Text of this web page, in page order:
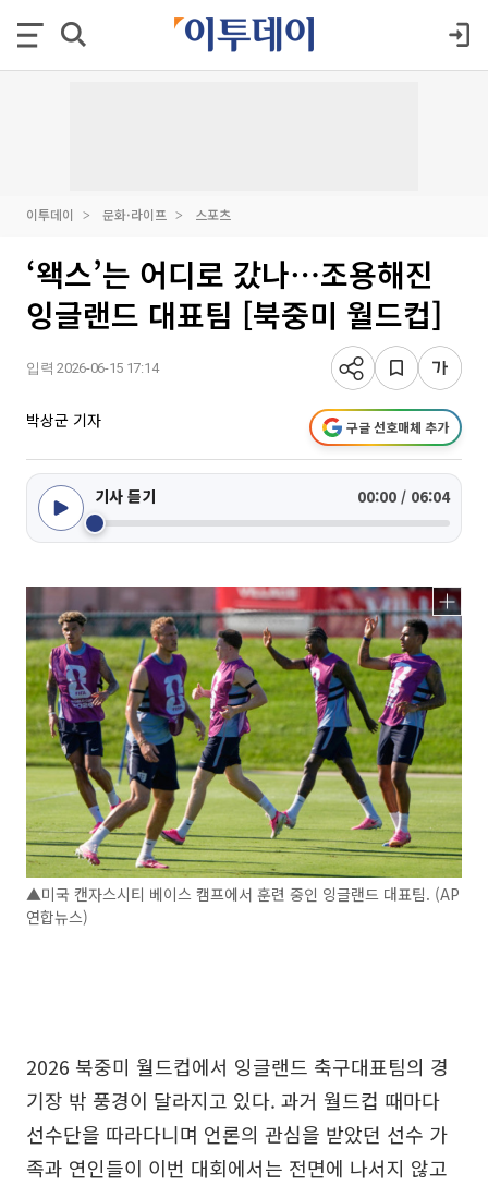
이투데이 문화·라이프 스포츠
‘왝스’는 어디로 갔나⋯조용해진
잉글랜드 대표팀 [북중미 월드컵]
입력 2026-06-15 17:14
박상군 기자 구글 선호매체 추가
기사 듣기 00:00 / 06:04
▲미국 캔자스시티 베이스 캠프에서 훈련 중인 잉글랜드 대표팀. (AP
연합뉴스)
2026 북중미 월드컵에서 잉글랜드 축구대표팀의 경
기장 밖 풍경이 달라지고 있다. 과거 월드컵 때마다
선수단을 따라다니며 언론의 관심을 받았던 선수 가
족과 연인들이 이번 대회에서는 전면에 나서지 않고